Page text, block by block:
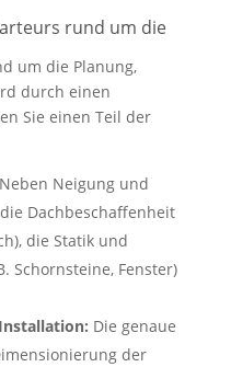
rund um die
um die Planung,
durch einen
Sie einen Teil der
Neigung und
Dachbeschaffenheit
die Statik und
Schornsteine, Fenster)
Die genaue
der